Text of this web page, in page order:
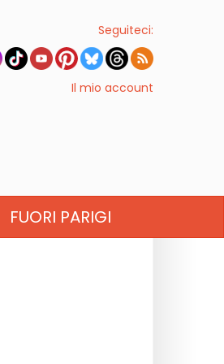
Seguiteci:
Il mio account
FUORI PARIGI